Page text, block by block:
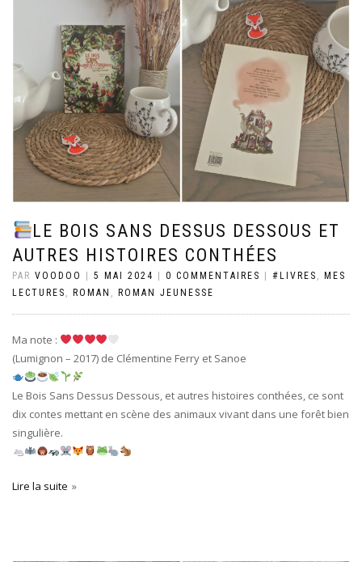
LE BOIS SANS DESSUS DESSOUS ET
AUTRES HISTOIRES CONTHÉES
PAR VOODOO 5 MAI 2024 0 COMMENTAIRES #LIVRES ,
MES
LECTURES , ROMAN , ROMAN JEUNESSE
Ma note :
(Lumignon – 2017) de Clémentine Ferry et Sanoe
Le Bois Sans Dessus Dessous, et autres histoires conthées, ce sont
dix contes mettant en scène des animaux vivant dans une forêt bien
singulière.
Lire la suite